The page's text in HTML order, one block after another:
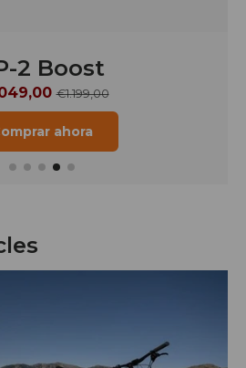
Pro 2.0
€1.499,00
ahora